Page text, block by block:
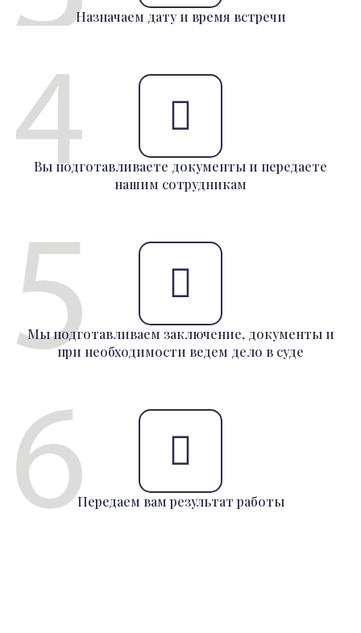
Назначаем дату и время встречи
Вы подготавливаете документы и передаете
нашим сотрудникам
Мы подготавливаем заключение, документы и
при необходимости ведем дело в суде
Передаем вам результат работы